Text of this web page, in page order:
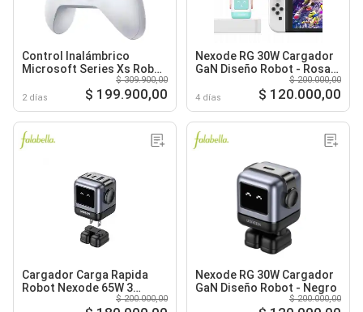
Control Inalámbrico
Microsoft Series Xs Robot
2 días
$ 309.900,00
$ 199.900,00
Nexode RG 30W Cargador
GaN Diseño Robot - Rosa
4 días
$ 200.000,00
$ 120.000,00
Cargador Carga Rapida
Robot Nexode 65W 3
$ 200.000,00
Nexode RG 30W Cargador
GaN Diseño Robot - Negro
$ 200.000,00